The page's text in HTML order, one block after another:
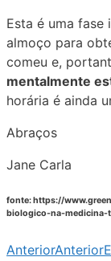
Esta é uma
almoço para
comeu e,
mentalmente
horária é ainda
Abraços
Jane Carla
fonte: https://
biologico-na-medicina-
AnteriorAnterior